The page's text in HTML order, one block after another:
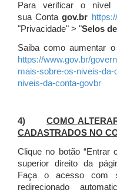
Para verificar o nível
sua Contagov.br
"Privacidade" > "Selos
Saiba como aumentar
https://www.gov.br/
mais-sobre-os-niveis-
niveis-da-conta-govbr
4) COMO
CADASTRADOS NO
Clique no botão “Entrar
superior direito da
Faça o acesso com
redirecionado